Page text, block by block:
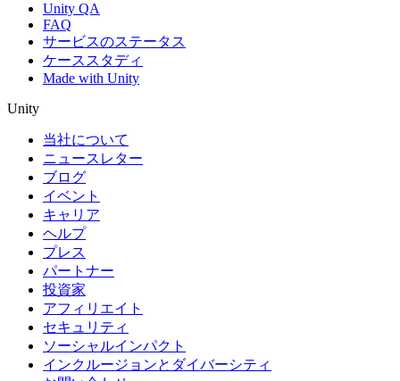
Unity QA
FAQ
サービスのステータス
ケーススタディ
Made with Unity
Unity
当社について
ニュースレター
ブログ
イベント
キャリア
ヘルプ
プレス
パートナー
投資家
アフィリエイト
セキュリティ
ソーシャルインパクト
インクルージョンとダイバーシティ